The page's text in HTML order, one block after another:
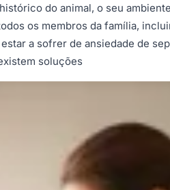
do animal, o seu
os membros da família,
a sofrer de ansiedade de
soluções